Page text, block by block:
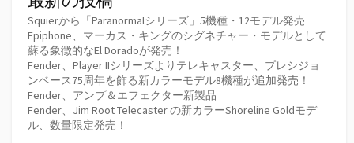
ー
ジ
送
り
Squierから「Paranormalシリーズ」5機種・12モデル発売
Epiphone、マーカス・キングのシグネチャー・モデルとして
蘇る象徴的なEl Doradoが発売！
Fender、Player IIシリーズよりテレキャスター、プレシジョ
ンベース75周年を飾る新カラーモデル8機種が追加発売！
Fender、アンプ＆エフェクター新製品
Fender、Jim Root Telecaster の新カラーShoreline Goldモデ
ル、数量限定発売！